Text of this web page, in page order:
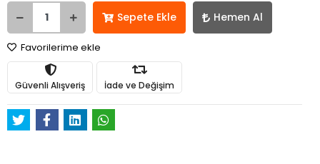
Sepete Ekle Hemen Al
Favorilerime ekle
Güvenli Alışveriş İade ve Değişim